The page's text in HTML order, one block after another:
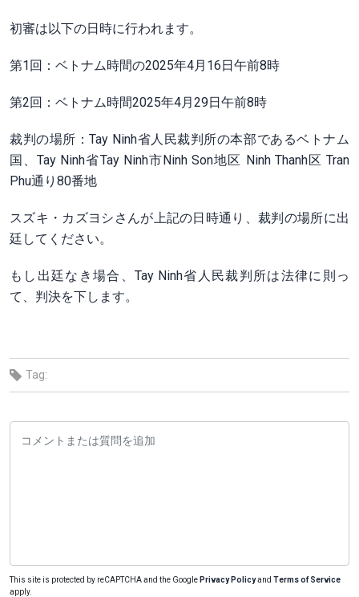
初審は以下の日時に行われます。
第1回：ベトナム時間の2025年4月16日午前8時
第2回：ベトナム時間2025年4月29日午前8時
裁判の場所：Tay Ninh省人民裁判所の本部であるベトナム
国、Tay Ninh省Tay Ninh市Ninh Son地区 Ninh Thanh区 Tran
Phu通り80番地
スズキ・カズヨシさんが上記の日時通り、裁判の場所に出
廷してください。
もし出廷なき場合、Tay Ninh省人民裁判所は法律に則っ
て、判決を下します。
Tag:
This site is protected by reCAPTCHA and the Google Privacy Policyand Terms of Service
apply.